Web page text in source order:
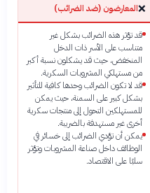
❌المعارضون (ضد الضرائب)
قد تؤثر هذه الضرائب بشكل غير
متناسب على الأسر ذات الدخل
المنخفض، حيث قد يشكلون نسبة أكبر
من مستهلكي المشروبات السكرية.
قد لا تكون الضرائب وحدها كافية للتأثير
بشكل كبير على السمنة، حيث يمكن
للمستهلكين التحول إلى منتجات سكرية
أخرى غير مستهدفة بالضريبة.
يمكن أن تؤدي الضرائب إلى خسائر في
الوظائف داخل صناعة المشروبات وتؤثر
سلبًا على الاقتصاد.